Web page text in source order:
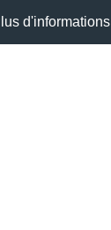
d'informations